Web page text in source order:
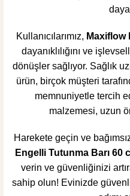
ÜRÜN TÜKENDİ
Kullanıcılarımız, Maxiflow
dayanıklılığını ve
dönüşler sağlıyor. Sağlık
ürün, birçok müşteri
memnuniyetle tercih
malzemesi, uzun
Harekete geçin ve
Engelli Tutunma Barı 60
verin ve güvenliğinizi
sahip olun! Evinizde